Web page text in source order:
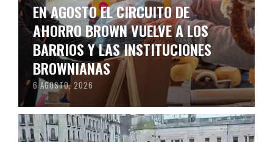
EN AGOSTO EL CIRCUITO DE
AHORRO BROWN VUELVE A LOS
BARRIOS Y LAS INSTITUCIONES
BROWNIANAS
6 AGOSTO, 2026